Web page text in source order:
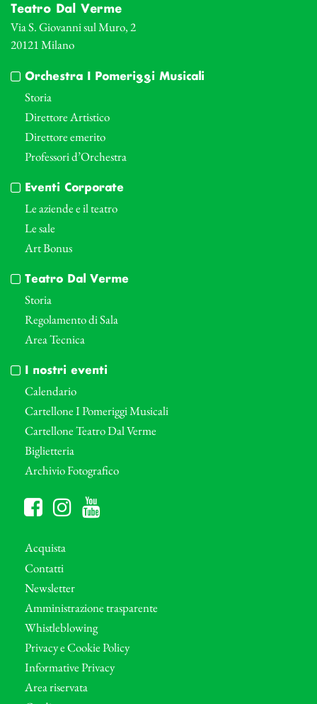
Teatro Dal Verme
Via S. Giovanni sul Muro, 2
20121 Milano
Orchestra I Pomeriggi Musicali
Storia
Direttore Artistico
Direttore emerito
Professori d’Orchestra
Eventi Corporate
Le aziende e il teatro
Le sale
Art Bonus
Teatro Dal Verme
Storia
Regolamento di Sala
Area Tecnica
I nostri eventi
Calendario
Cartellone I Pomeriggi Musicali
Cartellone Teatro Dal Verme
Biglietteria
Archivio Fotografico
Acquista
Contatti
Newsletter
Amministrazione trasparente
Whistleblowing
Privacy e Cookie Policy
Informative Privacy
Area riservata